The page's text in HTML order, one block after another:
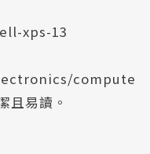
xps-13
compute
易讀。